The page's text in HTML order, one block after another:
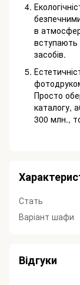
в
засобів.
Просто
каталогу,
300 млн.,
Стать
Варіант шафи
Відгуки